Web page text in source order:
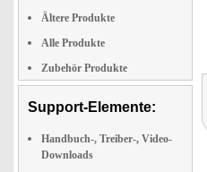
Ältere Produkte
Alle Produkte
Zubehör Produkte
Support-Elemente:
Handbuch-, Treiber-, Video-
Downloads